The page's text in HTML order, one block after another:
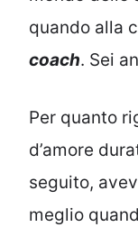
quando alla
coach. Sei
Per quanto
d’amore
seguito,
meglio